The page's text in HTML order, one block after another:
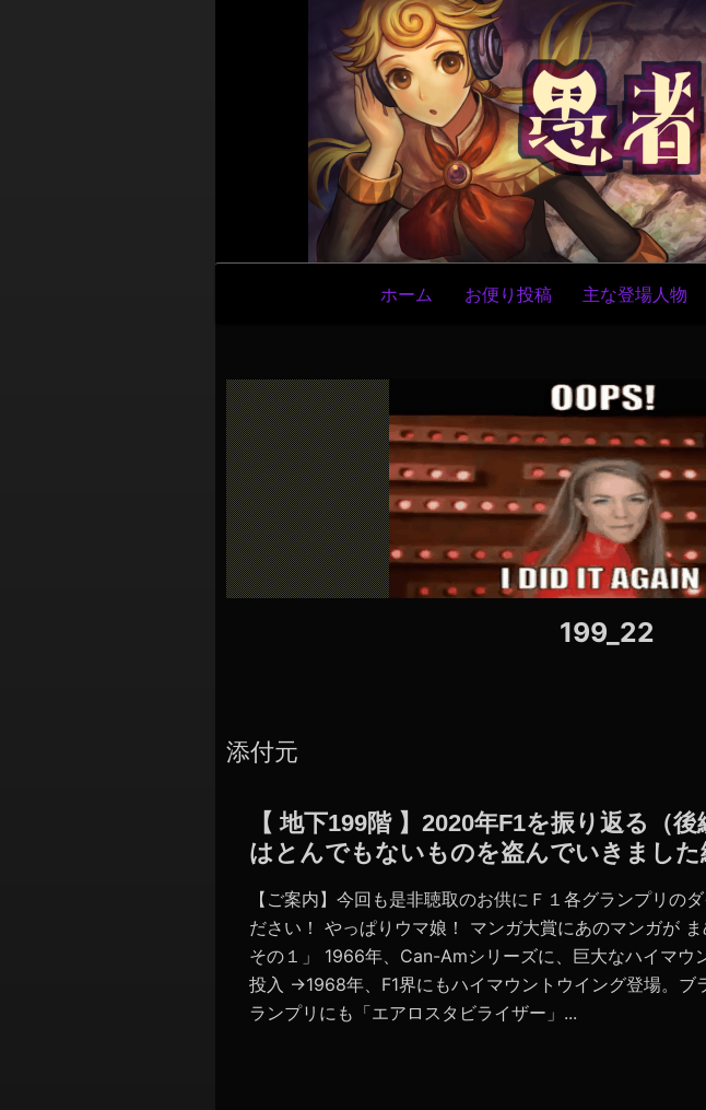
ナ
ビ
ゲ
ー
シ
ョ
ン
ホーム お便り投稿 主な登場人物
199_22
添付元
【 地下199階 】2020年F1を振り返る（
はとんでもないものを盗んでいきました
【ご案内】今回も是非聴取のお供にＦ１各グランプリの
ださい！ やっぱりウマ娘！ マンガ大賞にあのマンガが
その１」 1966年、Can-Amシリーズに、巨大なハイマウ
投入 →1968年、F1界にもハイマウントウイング登場。
ランプリにも「エアロスタビライザー」...